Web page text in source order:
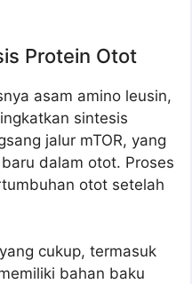
Protein Otot
asam amino leusin,
sintesis
jalur mTOR, yang
dalam otot. Proses
otot setelah
cukup, termasuk
bahan baku